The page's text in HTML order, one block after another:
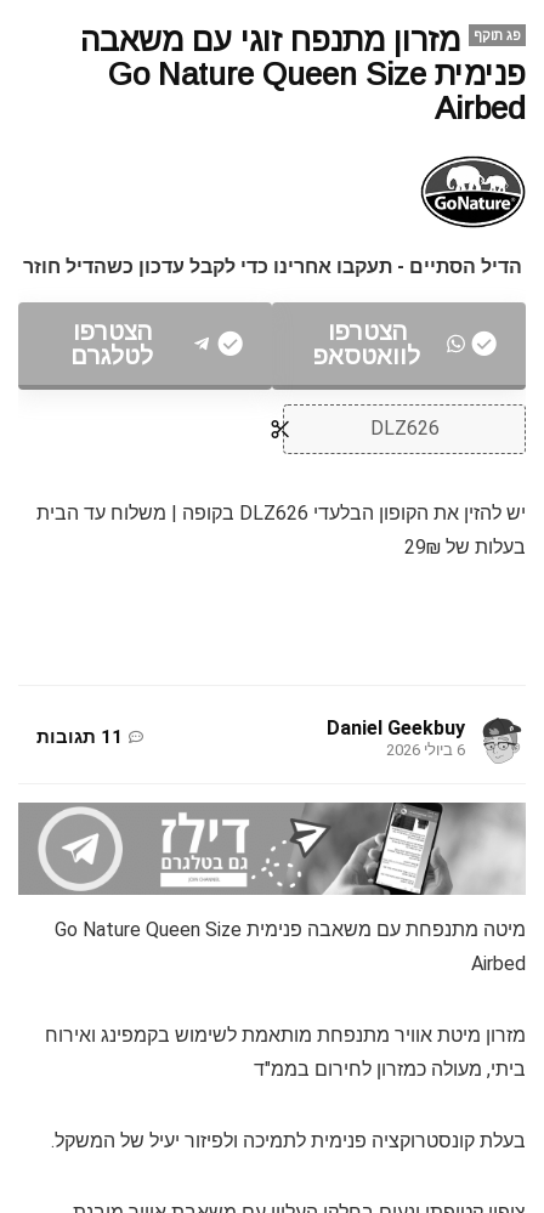
פג תוקף
מזרון מתנפח זוגי עם משאבה
פנימית Go Nature Queen Size
Airbed
הדיל הסתיים - תעקבו אחרינו כדי לקבל עדכון כשהדיל חוזר
הצטרפו
לוואטסאפ
הצטרפו
לטלגרם
DLZ626
יש להזין את הקופון הבלעדי DLZ626 בקופה | משלוח עד הבית
בעלות של 29₪
Daniel Geekbuy
6 ביולי 2026
11 תגובות
מיטה מתנפחת עם משאבה פנימית Go Nature Queen Size
Airbed
מזרון מיטת אוויר מתנפחת מותאמת לשימוש בקמפינג ואירוח
ביתי, מעולה כמזרון לחירום בממ"ד
בעלת קונסטרוקציה פנימית לתמיכה ולפיזור יעיל של המשקל.